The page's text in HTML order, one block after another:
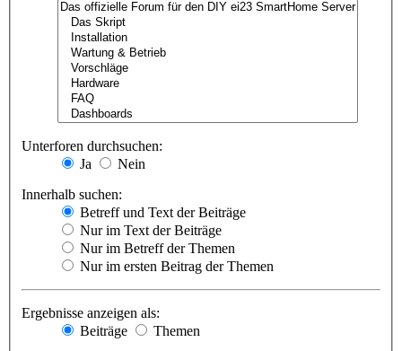
Unterforen durchsuchen:
Ja
Nein
Innerhalb suchen:
Betreff und Text der Beiträge
Nur im Text der Beiträge
Nur im Betreff der Themen
Nur im ersten Beitrag der Themen
Ergebnisse anzeigen als:
Beiträge
Themen